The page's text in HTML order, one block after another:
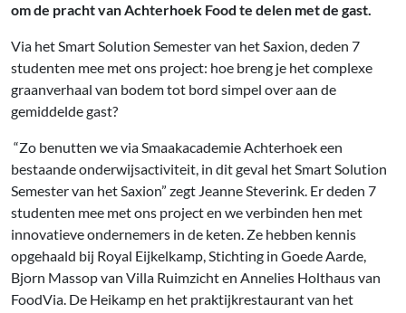
om de pracht van Achterhoek Food te delen met de gast.
Via het Smart Solution Semester van het Saxion, deden 7
studenten mee met ons project: hoe breng je het complexe
graanverhaal van bodem tot bord simpel over aan de
gemiddelde gast?
“Zo benutten we via Smaakacademie Achterhoek een
bestaande onderwijsactiviteit, in dit geval het Smart Solution
Semester van het Saxion” zegt Jeanne Steverink. Er deden 7
studenten mee met ons project en we verbinden hen met
innovatieve ondernemers in de keten. Ze hebben kennis
opgehaald bij Royal Eijkelkamp, Stichting in Goede Aarde,
Bjorn Massop van Villa Ruimzicht en Annelies Holthaus van
FoodVia. De Heikamp en het praktijkrestaurant van het